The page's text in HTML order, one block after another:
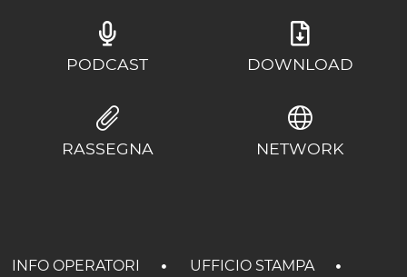
PODCAST DOWNLOAD
RASSEGNA NETWORK
INFO OPERATORI UFFICIO STAMPA